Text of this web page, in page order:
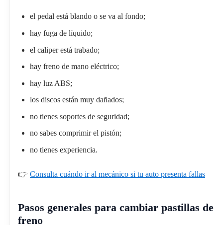
el pedal está blando o se va al fondo;
hay fuga de líquido;
el caliper está trabado;
hay freno de mano eléctrico;
hay luz ABS;
los discos están muy dañados;
no tienes soportes de seguridad;
no sabes comprimir el pistón;
no tienes experiencia.
👉 Consulta cuándo ir al mecánico si tu auto presenta fallas
Pasos generales para cambiar pastillas de
freno